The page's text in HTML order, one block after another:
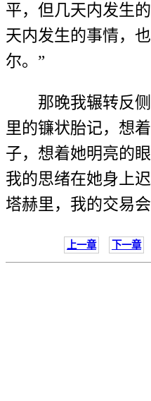
平，但几天内发生
天内发生的事情，
尔。”
那晚我辗转反
里的镰状胎记，想
子，想着她明亮的
我的思绪在她身上
塔赫里，我的交易会
上一章 下一章